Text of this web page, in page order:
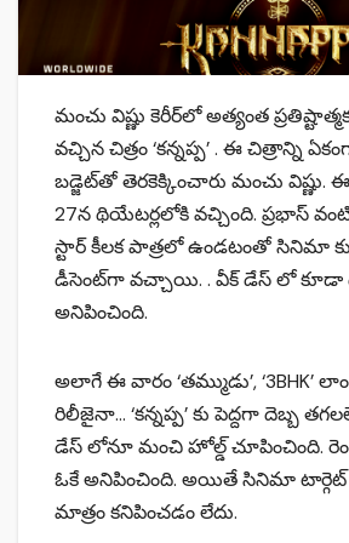
మంచు విష్ణు కెరీర్‌లో అత్యంత
వచ్చిన చిత్రం ‘కన్నప్ప’ . ఈ చిత్రాన్ని
బడ్జెట్‌తో తెరకెక్కించారు మంచు విష్ణు.
27న థియేటర్లలోకి వచ్చింది. ప్రభాస్
స్టార్ కీలక పాత్రలో ఉండటంతో సినిమా
డీసెంట్‌గా వచ్చాయి. . వీక్ డేస్ లో కూడా
అనిపించింది.
అలాగే ఈ వారం ‘తమ్ముడు’, ‘3BHK’
రిలీజైనా… ‘కన్నప్ప’ కు పెద్దగా దెబ్బ
డేస్ లోనూ మంచి హోల్డ్ చూపించింది.
ఓకే అనిపించింది. అయితే సినిమా టార్గెట్
మాత్రం కనిపించడం లేదు.